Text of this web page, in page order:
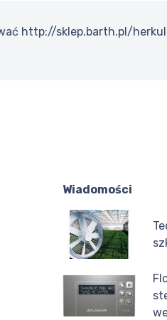
http://sklep.barth.pl/
Wiadomości